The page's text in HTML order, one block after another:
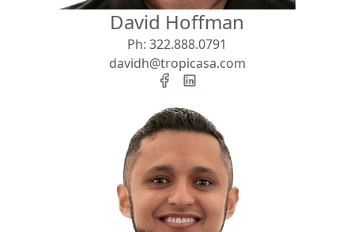
Pie de Playa Buscar usando:
USD MXN
Menor Precio Primero
David Hoffman
Ph: 322.888.0791
davidh@tropicasa.com